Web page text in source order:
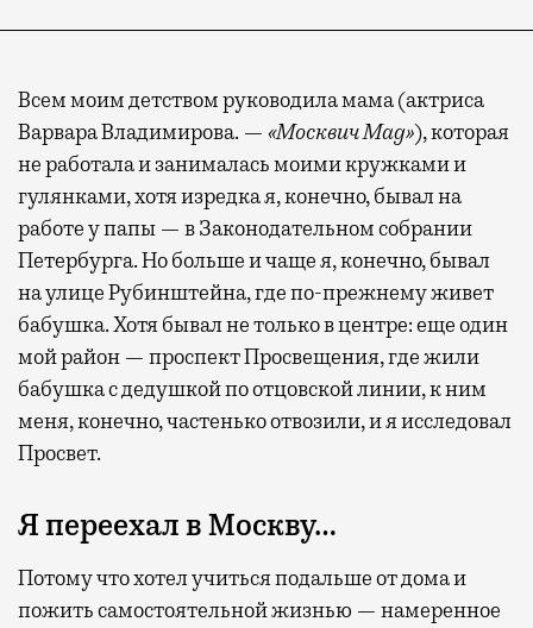
Всем моим детством руководила мама (актриса
Варвара Владимирова. — «Москвич Mag»), которая
не работала и занималась моими кружками и
гулянками, хотя изредка я, конечно, бывал на
работе у папы — в Законодательном собрании
Петербурга. Но больше и чаще я, конечно, бывал
на улице Рубинштейна, где по-прежнему живет
бабушка. Хотя бывал не только в центре: еще один
мой район — проспект Просвещения, где жили
бабушка с дедушкой по отцовской линии, к ним
меня, конечно, частенько отвозили, и я исследовал
Просвет.
Я переехал в Москву…
Потому что хотел учиться подальше от дома и
пожить самостоятельной жизнью — намеренное